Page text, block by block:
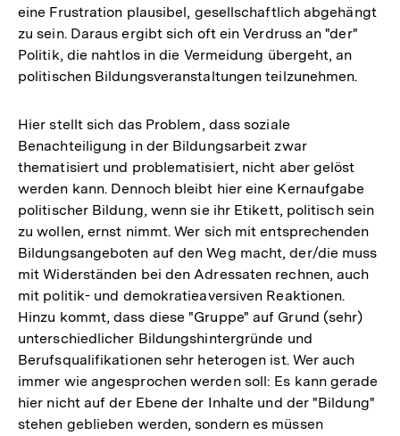
eine Frustration plausibel, gesellschaftlich abgehängt
zu sein. Daraus ergibt sich oft ein Verdruss an "der"
Politik, die nahtlos in die Vermeidung übergeht, an
politischen Bildungsveranstaltungen teilzunehmen.
Hier stellt sich das Problem, dass soziale
Benachteiligung in der Bildungsarbeit zwar
thematisiert und problematisiert, nicht aber gelöst
werden kann. Dennoch bleibt hier eine Kernaufgabe
politischer Bildung, wenn sie ihr Etikett, politisch sein
zu wollen, ernst nimmt. Wer sich mit entsprechenden
Bildungsangeboten auf den Weg macht, der/die muss
mit Widerständen bei den Adressaten rechnen, auch
mit politik- und demokratieaversiven Reaktionen.
Hinzu kommt, dass diese "Gruppe" auf Grund (sehr)
unterschiedlicher Bildungshintergründe und
Berufsqualifikationen sehr heterogen ist. Wer auch
immer wie angesprochen werden soll: Es kann gerade
hier nicht auf der Ebene der Inhalte und der "Bildung"
stehen geblieben werden, sondern es müssen